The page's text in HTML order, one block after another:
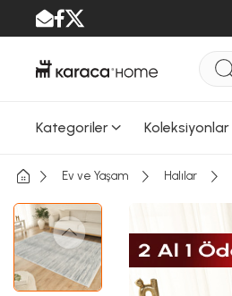
Kategoriler Koleksiyonlar
Ev ve Yaşam Halılar